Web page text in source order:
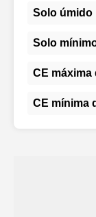
Solo úmido
Solo
CE máxima
CE mínima